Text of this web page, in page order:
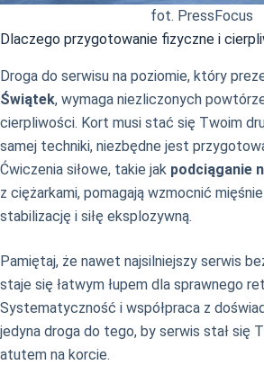
fot. PressFocus
Dlaczego przygotowanie fizyczne i
Droga do serwisu na poziomie, który
Świątek, wymaga niezliczonych
cierpliwości. Kort musi stać się Twoim
samej techniki, niezbędne jest
Ćwiczenia siłowe, takie jak podciąganie
z ciężarkami, pomagają wzmocnić
stabilizację i siłę eksplozywną.
Pamiętaj, że nawet najsilniejszy serwis
staje się łatwym łupem dla sprawnego
Systematyczność i współpraca z
jedyna droga do tego, by serwis stał się
atutem na korcie.